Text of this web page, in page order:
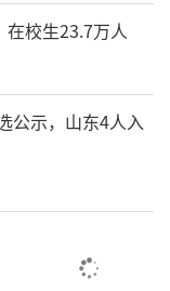
校生23.7万人
公示，山东4人入